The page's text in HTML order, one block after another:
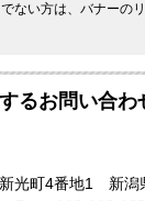
ない方は、バナーの
るお問い合わ
光町4番地1 新潟